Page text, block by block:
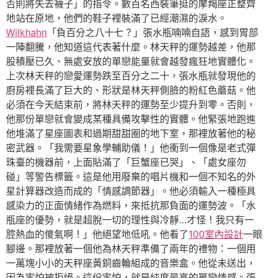
否則將失去襪子」的指令。數百名西裝筆挺的摩羯座正整齊
地站在原地，他們的鞋子裡裝滿了已經潮濕的淚水。
Wilkhahn 「負百分之八十七？」張水瓶喃喃自語，感到胃部
一陣翻騰，他知道這代表著什麼。林天秤的運勢越差，他那
股積壓已久、無處安放的單戀能量就會越發瘋狂地實體化。
上次林天秤的戀愛運勢跌至百分之二十，張水瓶就發現他的
廚房裡長滿了巨大的、形狀是林天秤側臉的粉紅色蘑菇。他
必須在今天結束前，將林天秤的運勢至少提升到零。否則，
他那份單戀就會變成某種具備攻擊性的實體。他緊張地跑進
他堆滿了星座圖表和過期甜甜圈的地下室，那裡放著他的秘
密武器。「我需要星象學輔助儀！」他衝到一個像是老式彈
珠臺的機器前，上面貼滿了「巨蟹座已哭」、「處女座勿
碰」等警告標籤。這是他用廢棄的唱片機和一個不知名的外
星計算器改造而成的「情感調節器」。他必須輸入一種極具
感染力的正面情緒作為燃料，來抵抗那負面的運勢波。「水
瓶座的優勢，就是超脫一切的理性與冷靜…才怪！我只有一
腔熱血的傻氣啊！」他絕望地低吼。他看了100室內設計一眼
腳邊。那裡放著一個他為林天秤準備了兩年的禮物：一個用
一萬塊小小的天秤座黃銅齒輪組成的音樂盒。他從未送出，